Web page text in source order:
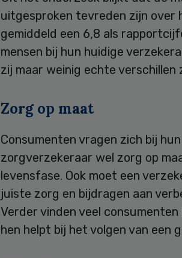
uitgesproken tevreden zijn over
gemiddeld een 6,8 als
mensen bij hun huidige
zij maar weinig echte verschillen
Zorg op maat
Consumenten vragen zich bij
zorgverzekeraar wel zorg op
levensfase. Ook moet een
juiste zorg en bijdragen aan
Verder vinden veel
hen helpt bij het volgen van een